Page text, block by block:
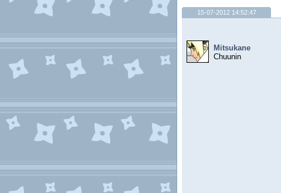
15-07-2012 14:52:47
Mitsukane
Chuunin